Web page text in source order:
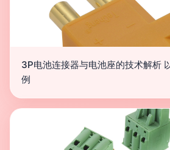
3P电池连接器与电池座的技术解析
例